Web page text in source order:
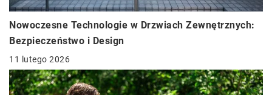
Nowoczesne Technologie w Drzwiach Zewnętrznych:
Bezpieczeństwo i Design
11 lutego 2026